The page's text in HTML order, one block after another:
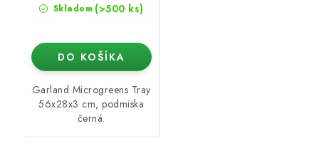
Skladom (>500 ks)
DO KOŠÍKA
Garland Microgreens Tray
56x28x3 cm, podmiska
černá.